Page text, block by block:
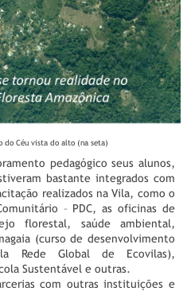
do Céu vista do alto (na seta)
pedagógico seus alunos,
bastante integrados com
realizados na Vila, como o
– PDC, as oficinas de
florestal, saúde ambiental,
(curso de desenvolvimento
Rede Global de Ecovilas),
Sustentável e outras.
com outras instituições e